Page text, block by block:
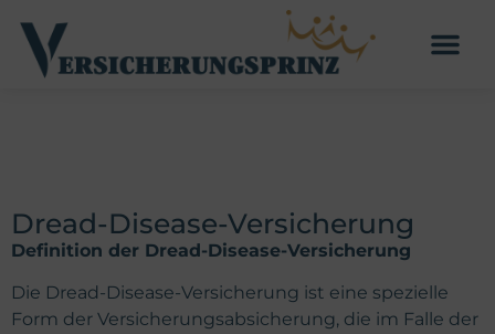
Dread-Disease-Versicherung
Definition der Dread-Disease-Versicherung
Die Dread-Disease-Versicherung ist eine spezielle
Form der Versicherungsabsicherung, die im Falle der